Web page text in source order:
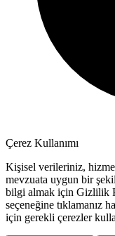
Çerez Kullanımı
Kişisel verileriniz,
mevzuata uygun bir
bilgi almak için Gizlilik
seçeneğine tıklamanız
için gerekli çerezler